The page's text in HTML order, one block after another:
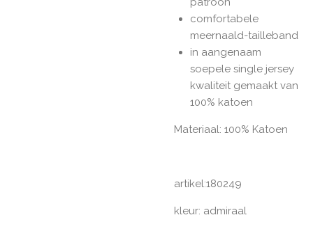
comfortabele
meernaald-tailleband
in aangenaam
soepele single jersey
kwaliteit gemaakt van
100% katoen
Materiaal: 100% Katoen
artikel:180249
kleur: admiraal